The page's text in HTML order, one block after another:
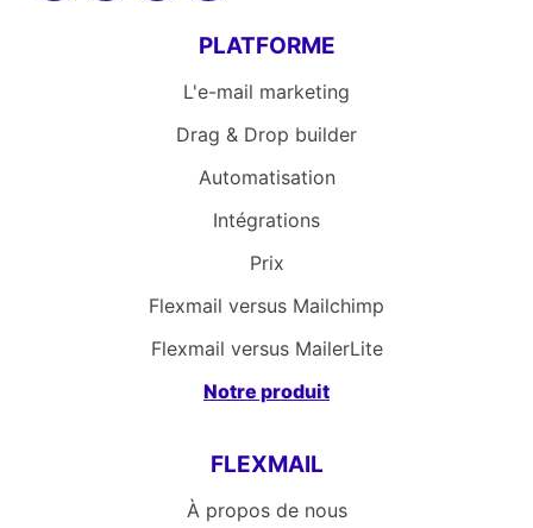
PLATFORME
L'e-mail marketing
Drag & Drop builder
Automatisation
Intégrations
Prix
Flexmail versus Mailchimp
Flexmail versus MailerLite
Notre produit
FLEXMAIL
À propos de nous